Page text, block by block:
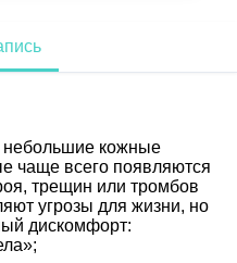
кожные
чаще всего появляются
трещин или тромбов
угрозы для жизни, но
дискомфорт: